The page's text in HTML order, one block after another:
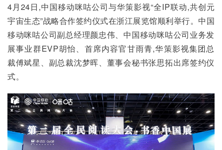
4月24日,中国移动咪咕公司与华策影视“全IP联动,共创元
宇宙生态”战略合作签约仪式在浙江展览馆顺利举行。中国
移动咪咕公司副总经理颜忠伟、中国移动咪咕公司业务发
展事业群EVP胡怡、首席内容官甘雨青,华策影视集团总
裁傅斌星、副总裁沈梦晖、董事会秘书张思拓出席签约仪
式。